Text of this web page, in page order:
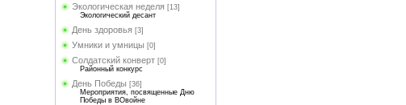
Экологическая неделя [13]
Экологический десант
День здоровья [3]
Умники и умницы [0]
Солдатский конверт [0]
Районный конкурс
День Победы [36]
Мероприятия, посвященные Дню
Победы в ВОвойне